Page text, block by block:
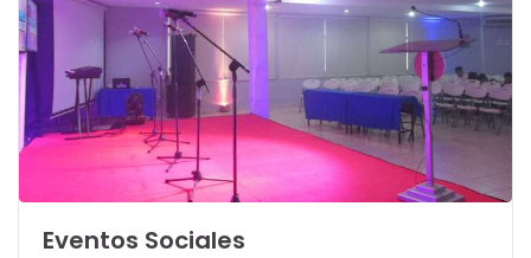
Eventos Sociales